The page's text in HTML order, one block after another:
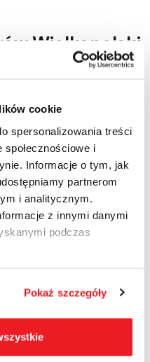
cookie
spersonalizowania treści
i
Informacje o tym, jak
partnerom
i analitycznym.
z innymi danymi
podczas
Pokaż szczegóły
Wielkopolski
tel: +48 797 067
tel: +48 504 724 496